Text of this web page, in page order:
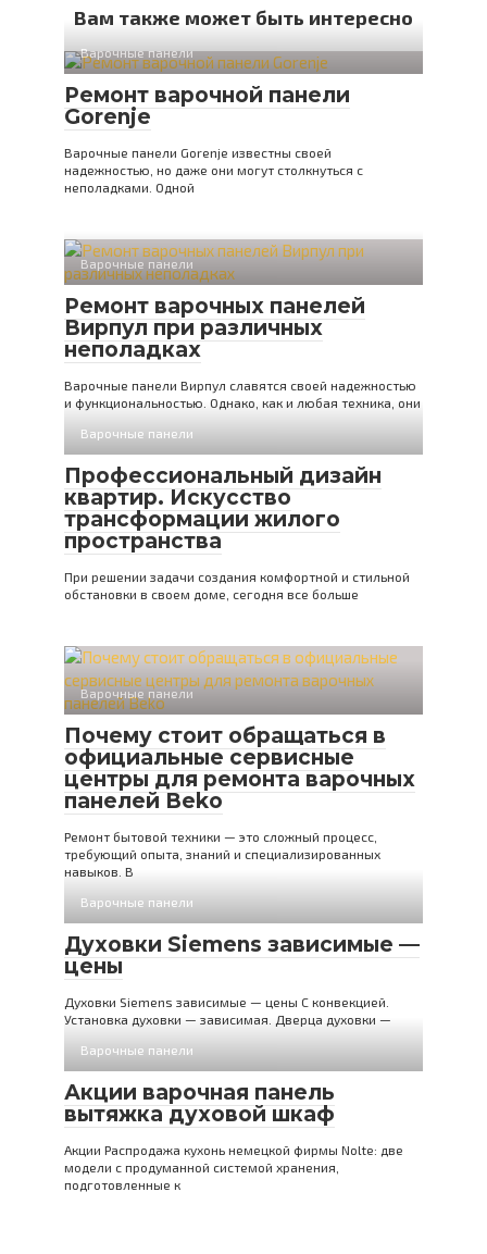
Вам также может быть интересно
Варочные панели
Ремонт варочной панели
Gorenje
Варочные панели Gorenje известны своей
надежностью, но даже они могут столкнуться с
неполадками. Одной
Варочные панели
Ремонт варочных панелей
Вирпул при различных
неполадках
Варочные панели Вирпул славятся своей надежностью
и функциональностью. Однако, как и любая техника, они
Варочные панели
Профессиональный дизайн
квартир. Искусство
трансформации жилого
пространства
При решении задачи создания комфортной и стильной
обстановки в своем доме, сегодня все больше
Варочные панели
Почему стоит обращаться в
официальные сервисные
центры для ремонта варочных
панелей Beko
Ремонт бытовой техники — это сложный процесс,
требующий опыта, знаний и специализированных
навыков. В
Варочные панели
Духовки Siemens зависимые —
цены
Духовки Siemens зависимые — цены С конвекцией.
Установка духовки — зависимая. Дверца духовки —
Варочные панели
Акции варочная панель
вытяжка духовой шкаф
Акции Распродажа кухонь немецкой фирмы Nolte: две
модели с продуманной системой хранения,
подготовленные к